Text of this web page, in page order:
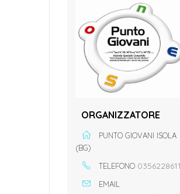
ORGANIZZATORE
PUNTO GIOVANI ISOLA
(BG)
TELEFONO 0356228611
EMAIL